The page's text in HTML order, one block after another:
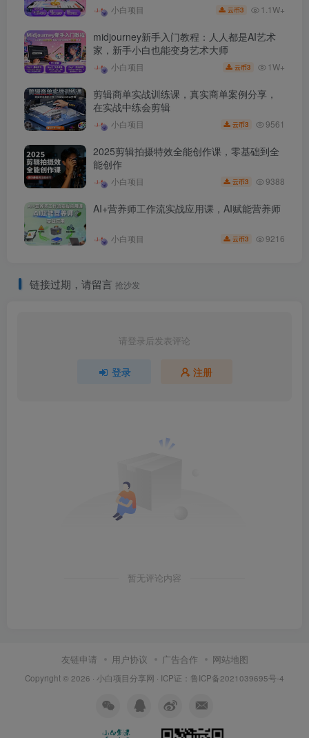
小白项目 云币3 1.1W+
midjourney新手入门教程：人人都是AI艺术
家，新手小白也能变身艺术大师
小白项目 云币3 1W+
剪辑商单实战训练课，真实商单案例分享，
在实战中练会剪辑
小白项目 云币3 9561
2025剪辑拍摄特效全能创作课，零基础到全
能创作
小白项目 云币3 9388
AI+营养师工作流实战应用课，AI赋能营养师
小白项目 云币3 9216
链接过期，请留言 抢沙发
请登录后发表评论
登录 注册
暂无评论内容
友链申请 用户协议 广告合作 网站地图
Copyright © 2026 · 小白项目分享网 · ICP证： 鲁ICP备2021039695号-4